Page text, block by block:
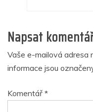
Napsat
Vaše e-mailová adresa
informace jsou
Komentář *